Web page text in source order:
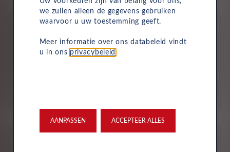
we zullen alleen de gegevens gebruiken
waarvoor u uw toestemming geeft.
Meer informatie over ons databeleid vindt
u in ons privacybeleid
AANPASSEN ACCEPTEER ALLES